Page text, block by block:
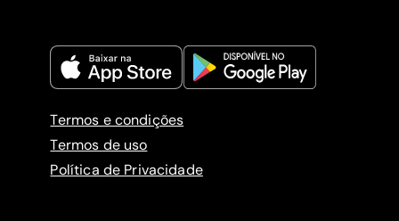
Termos e condições
Termos de uso
Política de Privacidade